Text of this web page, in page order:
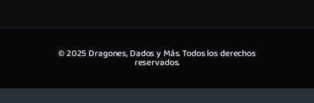
© 2025 Dragones, Dados y Más. Todos los derechos
reservados.